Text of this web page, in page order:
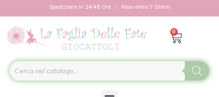
Spedizione in 24/48 Ore Reso entro 7 Giorni
0